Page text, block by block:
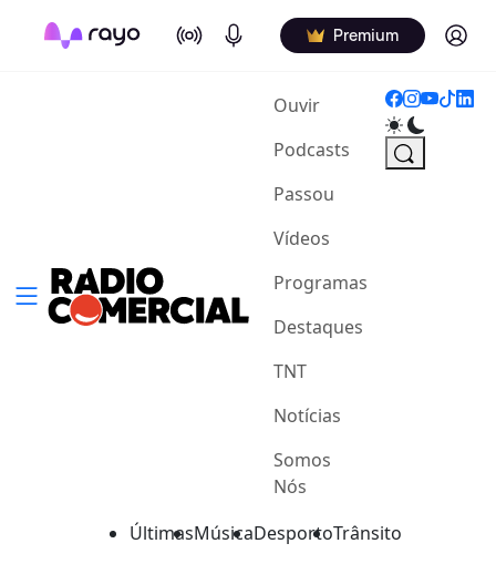
On Air Podcasts Premium Log in
Ouvir(current)
Podcasts
Passou
Vídeos
Programas
Destaques
TNT
Notícias
Somos
Nós
ÚltimasMúsicaDesportoTrânsito